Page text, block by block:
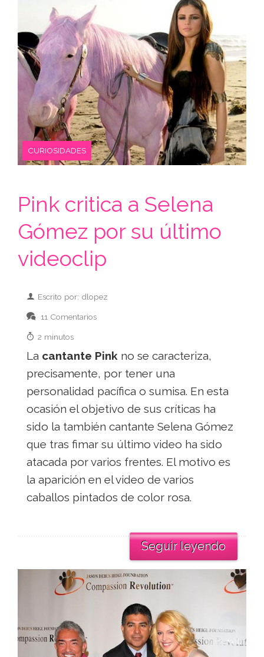
CURIOSIDADES
Pink critica a Selena
Gómez por su último
videoclip
Escrito por: dlopez
11 Comentarios
2 minutos
La cantante Pink no se caracteriza,
precisamente, por tener una
personalidad pacífica o sumisa. En esta
ocasión el objetivo de sus críticas ha
sido la también cantante Selena Gómez
que tras fimar su último video ha sido
atacada por varios frentes. El motivo es
la aparición en el video de varios
caballos pintados de color rosa.
Seguir leyendo